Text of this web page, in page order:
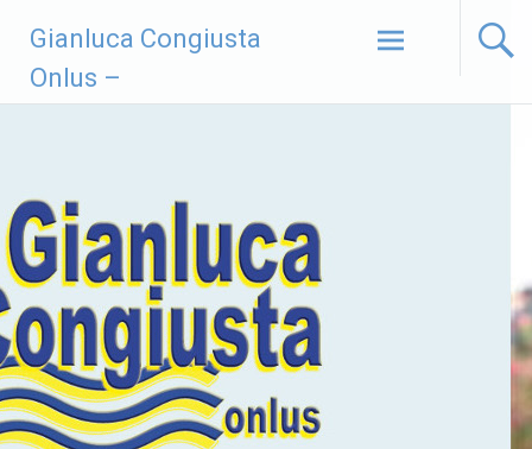
contenuto
Gianluca Congiusta
Onlus –